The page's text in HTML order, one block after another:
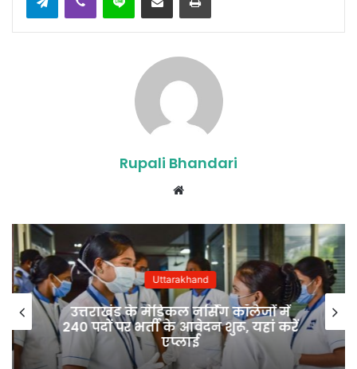
Rupali Bhandari
Uttarakhand
उत्तराखंड के मेडिकल नर्सिंग कॉलेजों में
240 पदों पर भर्ती के आवेदन शुरू, यहां करें
एप्लाई